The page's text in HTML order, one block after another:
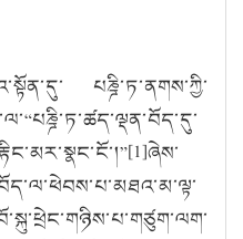
པཎྜི་ཏ་ནགས་ཀྱི་
“པཎྜི་ཏ་ཚད་ལྡན་བོད་དུ་
”[1]ཞེས་